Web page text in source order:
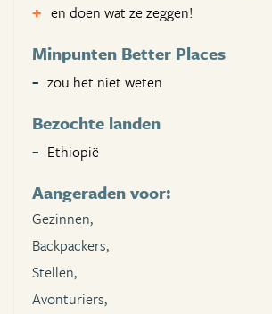
en doen wat ze zeggen!
Minpunten Better Places
zou het niet weten
Bezochte landen
Ethiopië
Aangeraden voor:
Gezinnen,
Backpackers,
Stellen,
Avonturiers,